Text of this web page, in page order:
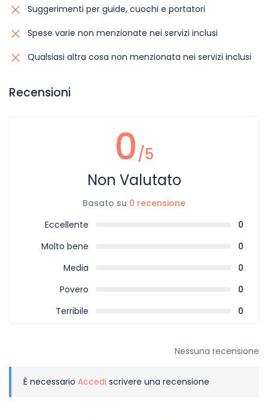
Suggerimenti per guide, cuochi e portatori
Spese varie non menzionate nei servizi inclusi
Qualsiasi altra cosa non menzionata nei servizi inclusi
Recensioni
0/5
Non Valutato
Basato su 0 recensione
Eccellente
0
Molto bene
0
Media
0
Povero
0
Terribile
0
Nessuna recensione
È necessario Accedi scrivere una recensione